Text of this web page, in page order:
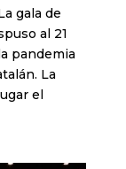
gala de
al 21
pandemia
La
el